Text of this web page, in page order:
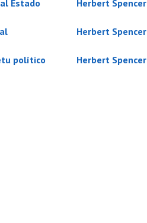
Estado
Herbert Spencer
Herbert Spencer
político
Herbert Spencer